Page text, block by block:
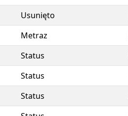
Usunięto
Metraz
Status
Status
Status